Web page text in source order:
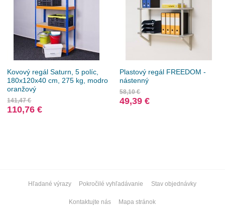
Kovový regál Saturn, 5 políc,
180x120x40 cm, 275 kg, modro
oranžový
141,47 €
110,76 €
Plastový regál FREEDOM -
nástenný
58,10 €
49,39 €
Hľadané výrazy Pokročilé vyhľadávanie Stav objednávky
Kontaktujte nás Mapa stránok